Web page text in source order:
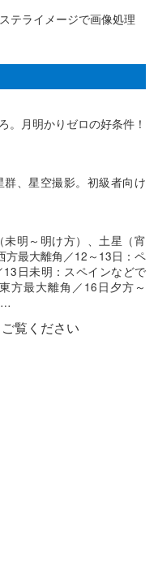
テライメージで画像処理
。月明かりゼロの好条件！
、星空撮影。初級者向け
明～明け方）、土星（宵
方最大離角／12～13日：ペ
日未明：スペインなどで
方最大離角／16日夕方～
…
ご覧ください